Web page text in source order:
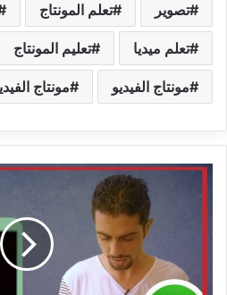
تصوير تعلم المونتاج
تعلم ميديا تعليم المونتاج
مونتاج الفيديو مونتاج
كيفية
الأصلية